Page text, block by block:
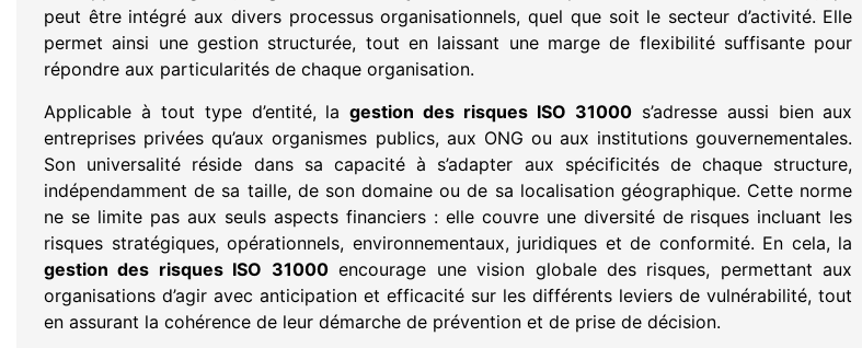
peut être intégré aux divers processus organisationnels, quel que soit le secteur d’activité. Elle
permet ainsi une gestion structurée, tout en laissant une marge de flexibilité suffisante pour
répondre aux particularités de chaque organisation.
Applicable à tout type d’entité, lagestion des risques ISO 31000s’adresse aussi bien aux
entreprises privées qu’aux organismes publics, aux ONG ou aux institutions gouvernementales.
Son universalité réside dans sa capacité à s’adapter aux spécificités de chaque structure,
indépendamment de sa taille, de son domaine ou de sa localisation géographique. Cette norme
ne se limite pas aux seuls aspects financiers : elle couvre une diversité de risques incluant les
risques stratégiques, opérationnels, environnementaux, juridiques et de conformité. En cela, la
gestion des risques ISO 31000encourage une vision globale des risques, permettant aux
organisations d’agir avec anticipation et efficacité sur les différents leviers de vulnérabilité, tout
en assurant la cohérence de leur démarche de prévention et de prise de décision.